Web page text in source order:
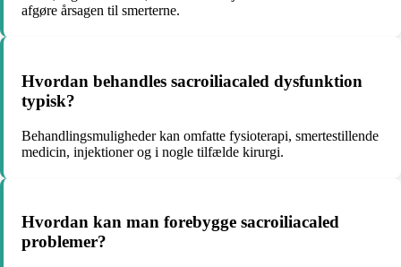
afgøre årsagen til smerterne.
Hvordan behandles sacroiliacaled dysfunktion
typisk?
Behandlingsmuligheder kan omfatte fysioterapi, smertestillende
medicin, injektioner og i nogle tilfælde kirurgi.
Hvordan kan man forebygge sacroiliacaled
problemer?